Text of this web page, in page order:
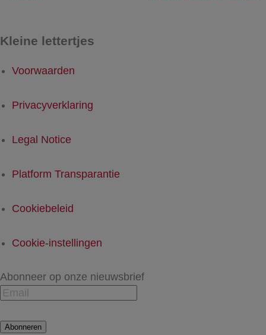
Kleine lettertjes
Voorwaarden
Privacyverklaring
Legal Notice
Platform Transparantie
Cookiebeleid
Cookie-instellingen
Abonneer op onze nieuwsbrief
Abonneren